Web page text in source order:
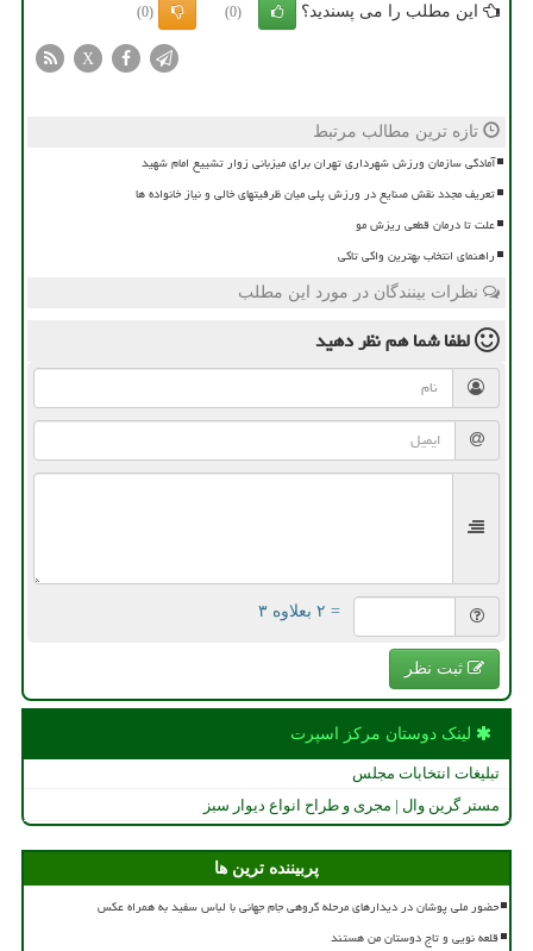
این مطلب را می پسندید؟ (0)
(0)
X
تازه ترین مطالب مرتبط
آمادگی سازمان ورزش شهرداری تهران برای میزبانی زوار تشییع امام شهید
تعریف مجدد نقش صنایع در ورزش پلی میان ظرفیتهای خالی و نیاز خانواده ها
علت تا درمان قطعی ریزش مو
راهنمای انتخاب بهترین واکی تاکی
نظرات بینندگان در مورد این مطلب
لطفا شما همنظر دهید
= ۲ بعلاوه ۳
ثبت نظر
لینک دوستان مركز اسپرت
تبلیغات انتخابات مجلس
مستر گرین وال | مجری و طراح انواع دیوار سبز
پربیننده ترین ها
حضور ملی پوشان در دیدارهای مرحله گروهی جام جهانی با لباس سفید به همراه عکس
قلعه نویی و تاج دوستان من هستند